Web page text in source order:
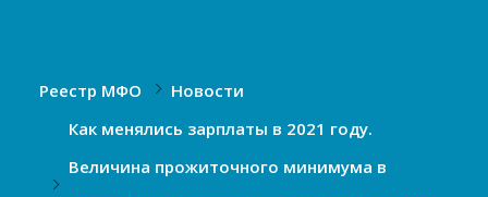
Реестр МФО
Новости
Как менялись зарплаты в 2021 году.
Величина прожиточного минимума в